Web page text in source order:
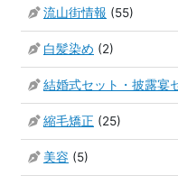
流山街情報 (55)
白髪染め (2)
結婚式セット・披露宴
縮毛矯正 (25)
美容 (5)